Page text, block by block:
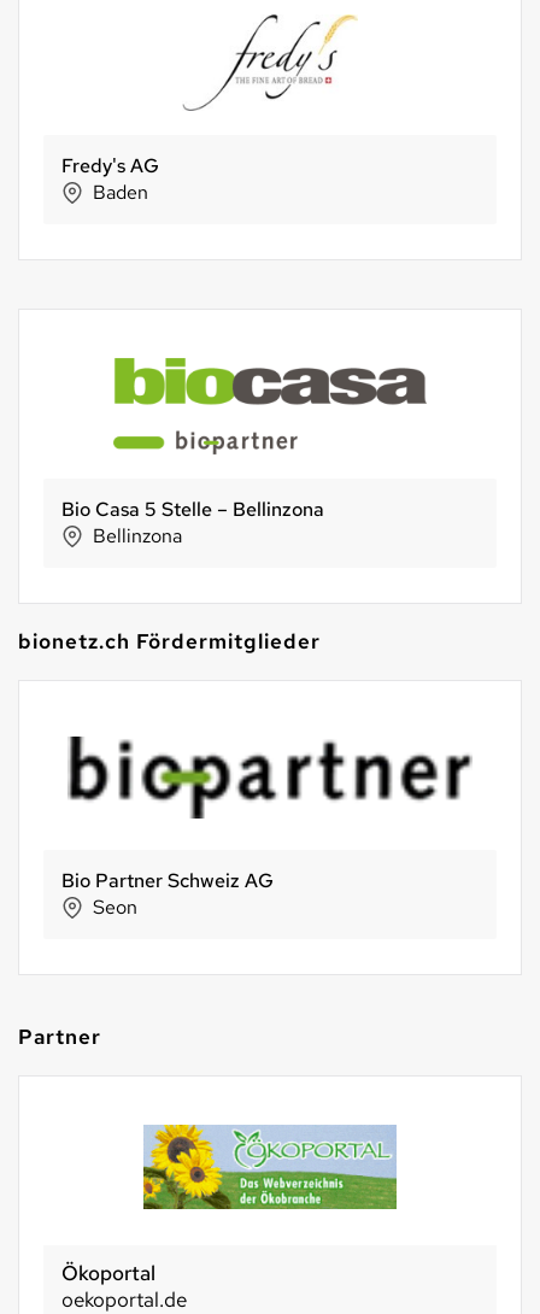
Ekkharthof - Leben aus anderer Perspektive
Lengwil
maestrani Schweizer Schokoladen AG
Flawil
bionetz.ch Fördermitglieder
Biofarm Genossenschaft
Huttwil
Partner
Ökoportal
oekoportal.de